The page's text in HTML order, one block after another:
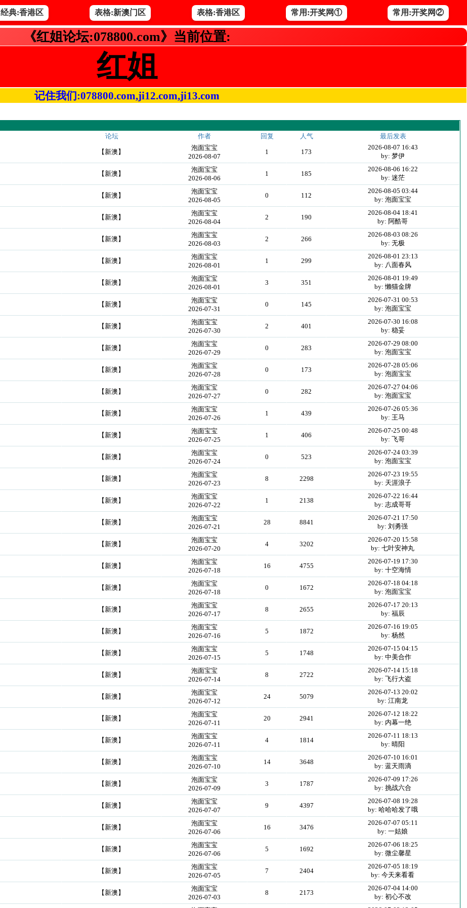
经典:香港区 表格:新澳门区 表格:香港区 常用:开奖网① 常用:开奖网②
《红姐论坛:078800.com》当前位置:
红姐
记住我们:078800.com,ji12.com,ji13.com
论坛 作者 回复 人气 最后发表
【新澳】
泡面宝宝
2026-08-07
1 173
2026-08-07 16:43
by: 梦伊
【新澳】
泡面宝宝
2026-08-06
1 185
2026-08-06 16:22
by: 迷茫
【新澳】
泡面宝宝
2026-08-05
0 112
2026-08-05 03:44
by: 泡面宝宝
【新澳】
泡面宝宝
2026-08-04
2 190
2026-08-04 18:41
by: 阿酷哥
【新澳】
泡面宝宝
2026-08-03
2 266
2026-08-03 08:26
by: 无极
【新澳】
泡面宝宝
2026-08-01
1 299
2026-08-01 23:13
by: 八面春风
【新澳】
泡面宝宝
2026-08-01
3 351
2026-08-01 19:49
by: 懒猫金牌
【新澳】
泡面宝宝
2026-07-31
0 145
2026-07-31 00:53
by: 泡面宝宝
【新澳】
泡面宝宝
2026-07-30
2 401
2026-07-30 16:08
by: 稳妥
【新澳】
泡面宝宝
2026-07-29
0 283
2026-07-29 08:00
by: 泡面宝宝
【新澳】
泡面宝宝
2026-07-28
0 173
2026-07-28 05:06
by: 泡面宝宝
【新澳】
泡面宝宝
2026-07-27
0 282
2026-07-27 04:06
by: 泡面宝宝
【新澳】
泡面宝宝
2026-07-26
1 439
2026-07-26 05:36
by: 王马
【新澳】
泡面宝宝
2026-07-25
1 406
2026-07-25 00:48
by: 飞哥
【新澳】
泡面宝宝
2026-07-24
0 523
2026-07-24 03:39
by: 泡面宝宝
【新澳】
泡面宝宝
2026-07-23
8 2298
2026-07-23 19:55
by: 天涯浪子
【新澳】
泡面宝宝
2026-07-22
1 2138
2026-07-22 16:44
by: 志成哥哥
【新澳】
泡面宝宝
2026-07-21
28 8841
2026-07-21 17:50
by: 刘勇强
【新澳】
泡面宝宝
2026-07-20
4 3202
2026-07-20 15:58
by: 七叶安神丸
【新澳】
泡面宝宝
2026-07-18
16 4755
2026-07-19 17:30
by: 十空海情
【新澳】
泡面宝宝
2026-07-18
0 1672
2026-07-18 04:18
by: 泡面宝宝
【新澳】
泡面宝宝
2026-07-17
8 2655
2026-07-17 20:13
by: 福辰
【新澳】
泡面宝宝
2026-07-16
5 1872
2026-07-16 19:05
by: 杨然
【新澳】
泡面宝宝
2026-07-15
5 1748
2026-07-15 04:15
by: 中美合作
【新澳】
泡面宝宝
2026-07-14
8 2722
2026-07-14 15:18
by: 飞行大盗
【新澳】
泡面宝宝
2026-07-12
24 5079
2026-07-13 20:02
by: 江南龙
【新澳】
泡面宝宝
2026-07-11
20 2941
2026-07-12 18:22
by: 内幕一绝
【新澳】
泡面宝宝
2026-07-11
4 1814
2026-07-11 18:13
by: 晴阳
【新澳】
泡面宝宝
2026-07-10
14 3648
2026-07-10 16:01
by: 蓝天雨滴
【新澳】
泡面宝宝
2026-07-09
3 1787
2026-07-09 17:26
by: 挑战六合
【新澳】
泡面宝宝
2026-07-07
9 4397
2026-07-08 19:28
by: 哈哈哈发了哦
【新澳】
泡面宝宝
2026-07-06
16 3476
2026-07-07 05:11
by: 一姑娘
【新澳】
泡面宝宝
2026-07-06
5 1692
2026-07-06 18:25
by: 微尘馨星
【新澳】
泡面宝宝
2026-07-05
7 2404
2026-07-05 18:19
by: 今天来看看
【新澳】
泡面宝宝
2026-07-03
8 2173
2026-07-04 14:00
by: 初心不改